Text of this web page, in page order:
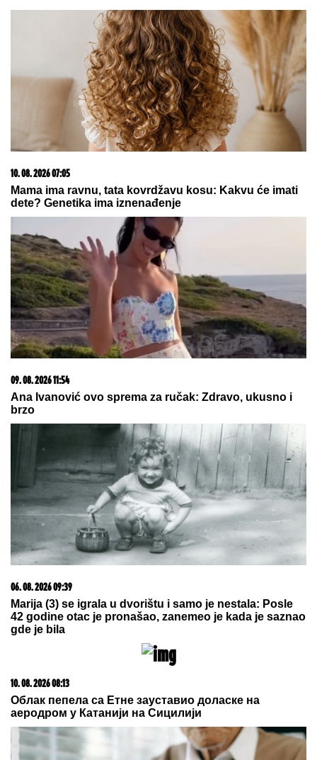
"POSVETA BIVŠOJ PORODICI: ŽIVITE SVOJE
ŽIVOTE DALEKO OD NAS"Zbog veze sa 15 godina
mlađom bio na stubu srama, a sada živi život iz
snova: Kupio stan u Dubaiju i baškari se u luksuzu
POZNATA SRPKINJA SE PRESELILA
NA SELONapravila vilu koja vredi
milione i posadila baštu: "Ja sam
sebi sve želje ostvarila"
PEVAČICA ZATEKLA MRTVOG
"Imao je pušku u ruci",
radi 40 dana nakon njegove smrti